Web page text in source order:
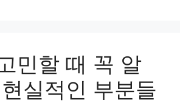
민할 때 꼭 알
실적인 부분들